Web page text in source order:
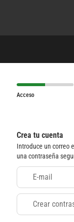
Acceso
Crea tu cuenta
Introduce un correo
una contraseña
E-mail
Crear